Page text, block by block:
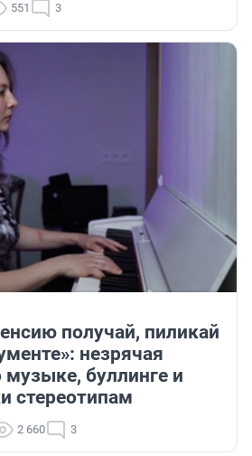
551 3
получай, пиликай
незрячая
музыке, буллинге и
стереотипам
2 660 3